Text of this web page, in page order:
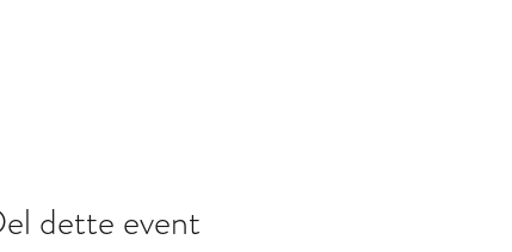
dette event